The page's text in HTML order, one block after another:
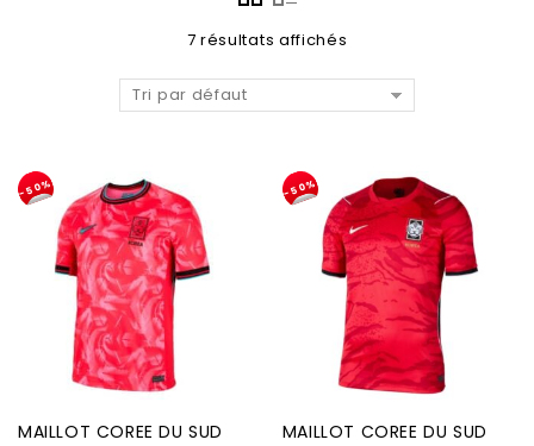
7 résultats affichés
Tri par défaut
-50%
MAILLOT COREE DU SUD
-50%
MAILLOT COREE DU SUD